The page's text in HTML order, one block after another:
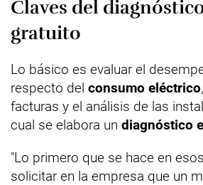
Claves del
gratuito
Lo básico es evaluar el
respecto del consumo eléctrico
facturas y el análisis de las
cual se elabora un diagnóstico
"Lo primero que se hace en
solicitar en la empresa que un